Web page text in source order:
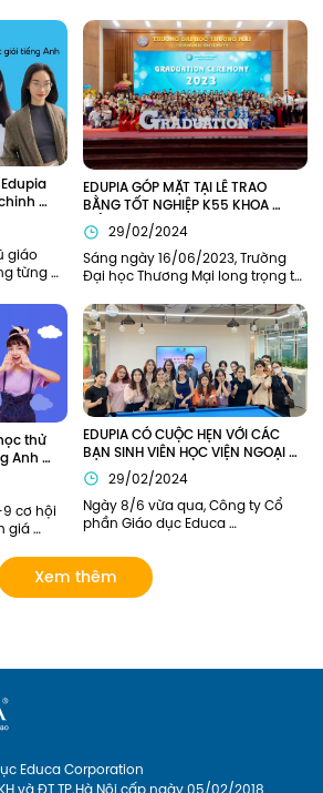
giáo
từng
ước
bản
EDUPIA GÓP MẶT TẠI LỄ TRAO
BẰNG TỐT NGHIỆP K55 KHOA
TIẾNG ANH TRƯỜNG ĐẠI HỌC
THƯƠNG MẠI (TMU)
29/02/2024
Sáng ngày 16/06/2023, Trường
Đại học Thương Mại long trọng tổ
2023 và trao bằng tốt nghiệp cho
sinh viên K55 và khóa cũ tại hội
trường H1. Edupia vinh dự khi
được mời tham dự buổi lễ.
thử
Anh
9 cơ hội
giá
toàn
ký
EDUPIA CÓ CUỘC HẸN VỚI CÁC
BẠN SINH VIÊN HỌC VIỆN NGOẠI
GIAO (DAV)
29/02/2024
Ngày 8/6 vừa qua, Công ty Cổ
phần Giáo dục Educa
Giao đã có buổi gặp mặt tham
quan doanh nghiệp. Đại diện
phía nhà trường có Chị Lý Thị Hải
Edupia nhìn lại những khoảnh
Xem thêm
Educa Corporation